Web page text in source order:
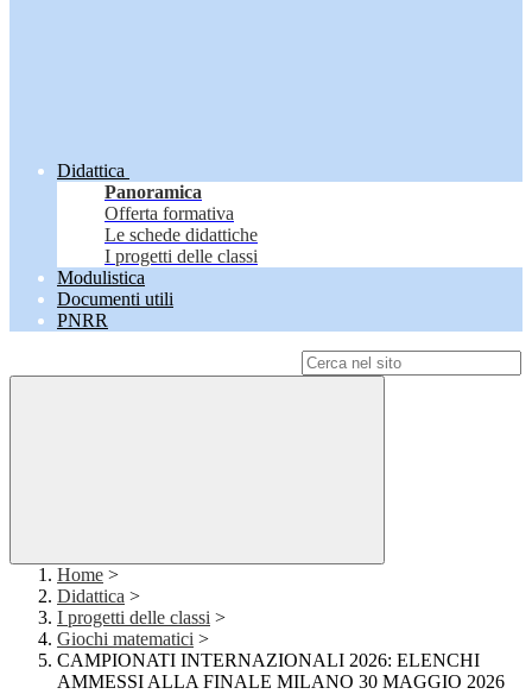
Didattica
Panoramica
Offerta formativa
Le schede didattiche
I progetti delle classi
Modulistica
Documenti utili
PNRR
Home >
Didattica >
I progetti delle classi >
Giochi matematici >
CAMPIONATI INTERNAZIONALI 2026: ELENCHI
AMMESSI ALLA FINALE MILANO 30 MAGGIO 2026